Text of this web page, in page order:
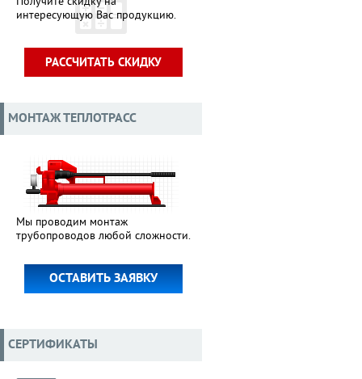
интересующую Вас продукцию.
РАССЧИТАТЬ СКИДКУ
МОНТАЖ ТЕПЛОТРАСС
Мы проводим монтаж
трубопроводов любой сложности.
ОСТАВИТЬ ЗАЯВКУ
СЕРТИФИКАТЫ